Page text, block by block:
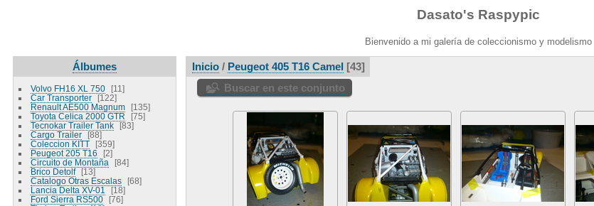
Dasato's Raspypic
Bienvenido a mi galería de coleccionismo y modelismo
Álbumes
Volvo FH16 XL 750
11
Car Transporter
122
Renault AE500 Magnum
135
Toyota Celica 2000 GTR
75
Tecnokar Trailer Tank
83
Cargo Trailer
88
Coleccion KITT
359
Peugeot 205 T16
2
Circuito de Montaña
84
Brico Detolf
13
Catalogo Otras Escalas
68
Lancia Delta XV-01
18
Ford Sierra RS500
76
Inicio/ Peugeot 405 T16 Camel 43
Buscar en este conjunto